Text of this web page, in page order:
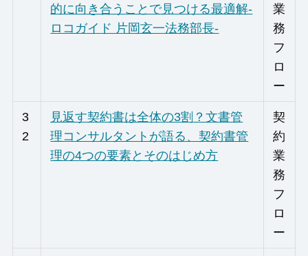
的に向き合うことで見つける最適解-
ロコガイド 片岡玄一法務部長-
業
務
フ
ロ
ー
3
2
見返す契約書は全体の3割？文書管
理コンサルタントが語る、契約書管
理の4つの要素とそのはじめ方
契
約
業
務
フ
ロ
ー